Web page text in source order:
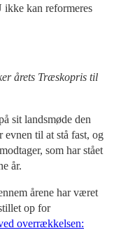
kan reformeres
årets Træskopris til
sit landsmøde den
til at stå fast, og
som har stået
år.
årene har været
op for
overrækkelsen: